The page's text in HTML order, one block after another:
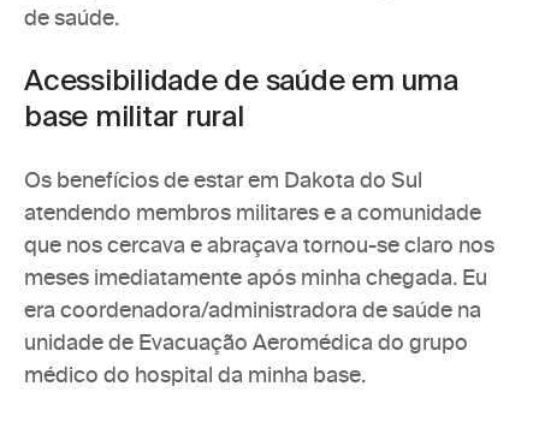
de saúde.
Acessibilidade de saúde em uma
base militar rural
Os benefícios de estar em Dakota do Sul
atendendo membros militares e a comunidade
que nos cercava e abraçava tornou-se claro nos
meses imediatamente após minha chegada. Eu
era coordenadora/administradora de saúde na
unidade de Evacuação Aeromédica do grupo
médico do hospital da minha base.